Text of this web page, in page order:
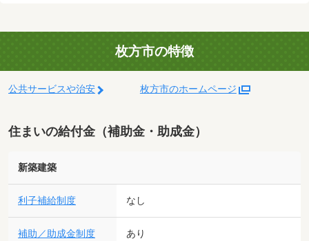
枚方市の特徴
公共サービスや治安 枚方市のホームページ
住まいの給付金（補助金・助成金）
新築建築
利子補給制度 なし
補助／助成金制度 あり